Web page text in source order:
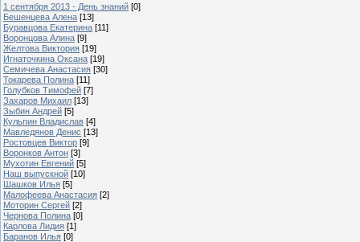
1 сентября 2013 - День знаний [0]
Бешенцева Алена [13]
Буравцова Екатерина [11]
Воронцова Алина [9]
Желтова Виктория [19]
Игнаточкина Оксана [19]
Семичева Анастасия [30]
Токарева Полина [11]
Голубков Тимофей [7]
Захаров Михаил [13]
Зыбин Андрей [5]
Кульпин Владислав [4]
Мавледянов Денис [13]
Ростовцев Виктор [9]
Воронков Антон [3]
Мухотин Евгений [5]
Наш выпускной [10]
Шашков Илья [5]
Малофеева Анастасия [2]
Моторин Сергей [2]
Чернова Полина [0]
Карлова Лидия [1]
Баранов Илья [0]